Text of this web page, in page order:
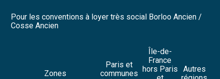
Pour les conventions à loyer très social Borloo Ancien /
Cosse Ancien
Zones
Paris et
communes
Île-de-
France
hors Paris
Autres